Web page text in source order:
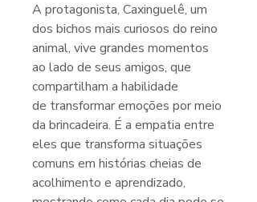
A protagonista, Caxinguelê, um
dos bichos mais curiosos do reino
animal, vive grandes momentos
ao lado de seus amigos, que
compartilham a habilidade
de transformar emoções por meio
da brincadeira. É a empatia entre
eles que transforma situações
comuns em histórias cheias de
acolhimento e aprendizado,